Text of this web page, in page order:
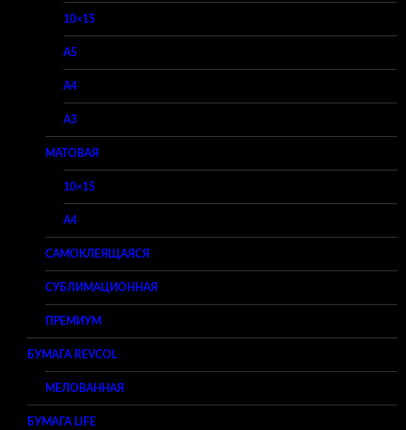
10×15
A5
A4
A3
МАТОВАЯ
10×15
A4
САМОКЛЕЯЩАЯСЯ
СУБЛИМАЦИОННАЯ
ПРЕМИУМ
БУМАГА REVCOL
МЕЛОВАННАЯ
БУМАГА LIFE